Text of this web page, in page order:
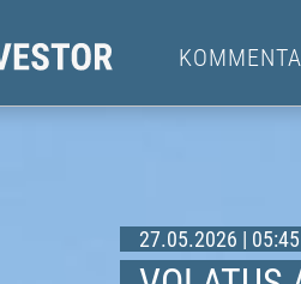
27.05.2026 | 05:45